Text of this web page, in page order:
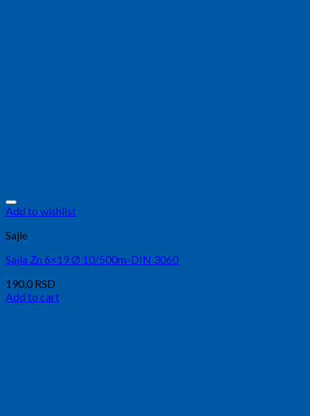
Add to wishlist
Sajle
Sajla Zn 6×19 Ø 10/500m-DIN 3060
190,0 RSD
Add to cart